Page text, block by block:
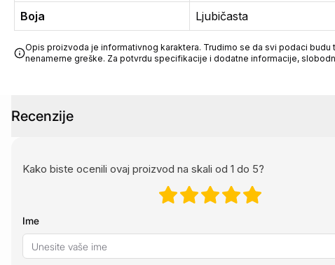
Boja Ljubičasta
Opis proizvoda je informativnog karaktera. Trudimo se da svi podaci budu
nenamerne greške. Za potvrdu specifikacije i dodatne informacije,
Recenzije
Kako biste ocenili ovaj proizvod na skali od 1 do 5?
Ime